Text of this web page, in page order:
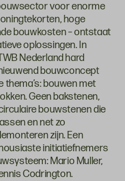
voor enorme
hoge
bouwkosten – ontstaat
oplossingen. In
Nederland hard
bouwconcept
thema’s: bouwen met
Geen bakstenen,
bouwstenen die
en net zo
zijn. Een
initiatiefnemers
Mario Muller,
Codrington.